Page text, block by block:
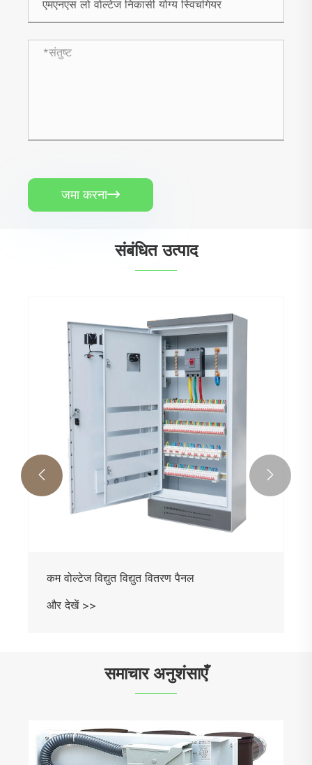
जमा करना
संबंधित उत्पाद
कम वोल्टेज विद्युत विद्युत वितरण पैनल
और देखें >>
 
समाचार अनुशंसाएँ